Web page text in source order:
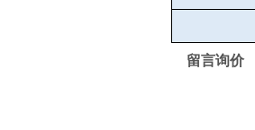
留言询价